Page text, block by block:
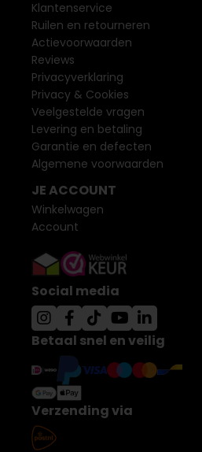
Klantenservice
Ruilen en retourneren
Actievoorwaarden
Reviews
Privacyverklaring
Privacy & Cookies
Veelgestelde vragen
Levering en betaling
Garantie en defecten
Algemene voorwaarden
JE ACCOUNT
Winkelwagen
Account
Social media
Betaal snel en veilig
Verzending via